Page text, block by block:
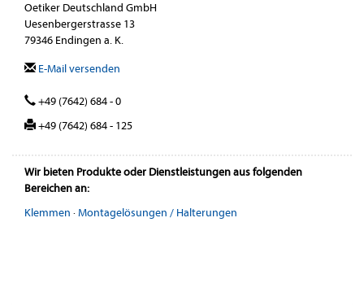
Oetiker Deutschland GmbH
Uesenbergerstrasse 13
79346 Endingen a. K.
E-Mail versenden
+49 (7642) 684 - 0
+49 (7642) 684 - 125
Wir bieten Produkte oder Dienstleistungen aus folgenden
Bereichen an:
Klemmen ·Montagelösungen / Halterungen